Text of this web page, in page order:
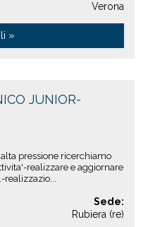
Verona
»
JUNIOR-
pressione ricerchiamo
realizzare e aggiornare
realizzazio...
Sede:
Rubiera (re)